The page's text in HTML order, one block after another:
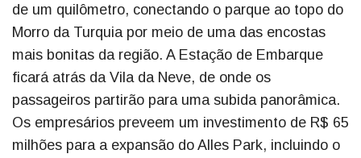
de um quilômetro, conectando o parque ao topo do
Morro da Turquia por meio de uma das encostas
mais bonitas da região. A Estação de Embarque
ficará atrás da Vila da Neve, de onde os
passageiros partirão para uma subida panorâmica.
Os empresários preveem um investimento de R$ 65
milhões para a expansão do Alles Park, incluindo o